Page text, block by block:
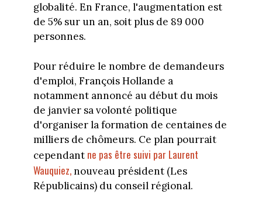
globalité. En France, l'augmentation est
de 5% sur un an, soit plus de 89 000
personnes.
Pour réduire le nombre de demandeurs
d'emploi, François Hollande a
notamment annoncé au début du mois
de janvier sa volonté politique
d'organiser la formation de centaines de
milliers de chômeurs. Ce plan pourrait
cependantne pas être suivi par Laurent
Wauquiez,nouveau président (Les
Républicains) du conseil régional.